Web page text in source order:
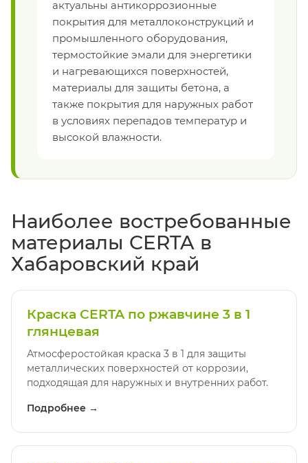
актуальны антикоррозионные
покрытия для металлоконструкций и
промышленного оборудования,
термостойкие эмали для энергетики
и нагревающихся поверхностей,
материалы для защиты бетона, а
также покрытия для наружных работ
в условиях перепадов температур и
высокой влажности.
Наиболее востребованные
материалы CERTA в
Хабаровский край
Краска CERTA по ржавчине 3 в 1
глянцевая
Атмосферостойкая краска 3 в 1 для защиты
металлических поверхностей от коррозии,
подходящая для наружных и внутренних работ.
Подробнее →